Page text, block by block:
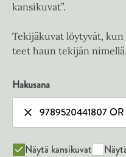
kansikuvat”.
Tekijäkuvat löytyvät, kun
teet haun tekijän nimellä.
Hakusana
Näytä kansikuvat